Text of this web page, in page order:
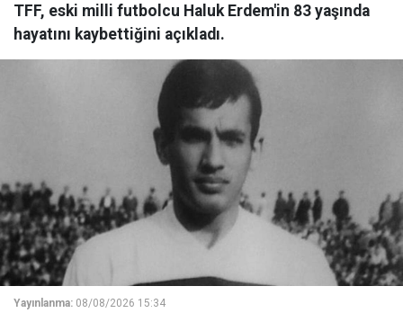
TFF, eski milli futbolcu Haluk Erdem'in 83 yaşında
hayatını kaybettiğini açıkladı.
Yayınlanma: 08/08/2026 15:34